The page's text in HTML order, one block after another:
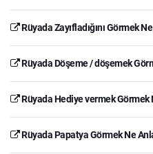
Rüyada Zayıfladığını Görmek
Rüyada Döşeme / döşemek
Rüyada Hediye vermek Görmek
Rüyada Papatya Görmek Ne